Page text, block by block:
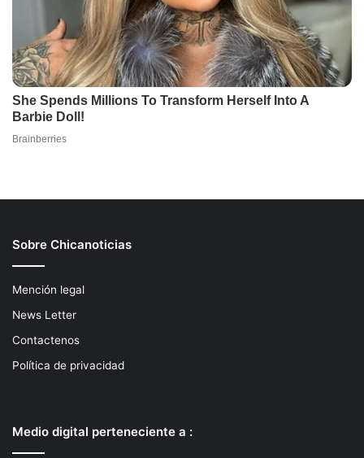
Sobre Chicanoticias
Mención legal
News Letter
Contactenos
Política de privacidad
Medio digital perteneciente a :